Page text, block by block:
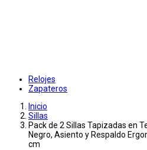
Relojes
Zapateros
Inicio
Sillas
Pack de 2 Sillas Tapizadas en
Negro, Asiento y Respaldo
cm